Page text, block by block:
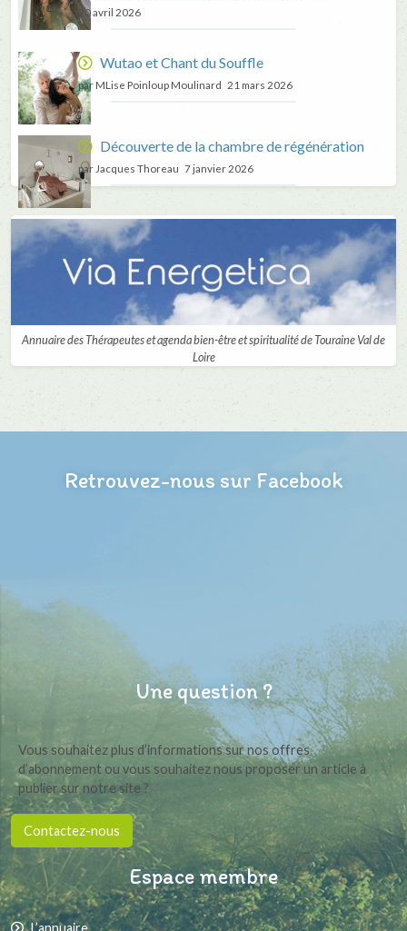
20 avril 2026
Wutao et Chant du Souffle
par MLise Poinloup Moulinard 21 mars 2026
Découverte de la chambre de régénération
par Jacques Thoreau 7 janvier 2026
Annuaire des Thérapeutes et agenda bien-être et spiritualité de Touraine Val de
Loire
Retrouvez-nous sur Facebook
Une question ?
Vous souhaitez plus d’informations sur nos offres
d’abonnement ou vous souhaitez nous proposer un article à
publier sur notre site ?
Contactez-nous
Espace membre
L’annuaire